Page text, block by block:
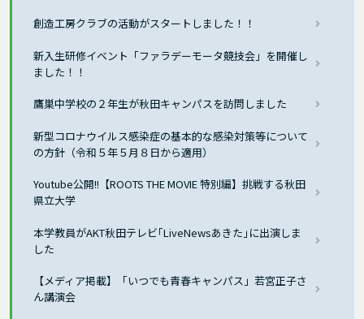
創造工房クラブの活動がスタートしました！！
新入生研修イベント「ファラデーモータ競技会」を開催し
ました！！
鷹巣中学校の２年生が秋田キャンパスを訪問しました
新型コロナウイルス感染症の基本的な感染対策等について
の方針（令和５年５月８日から適用）
Youtube公開!!【ROOTS THE MOVIE 特別編】挑戦する秋田
県立大学
本学教員がAKT秋田テレビ｢LiveNewsあきた｣に出演しま
した
【メディア掲載】「いつでも青春キャンパス」若宮正子さ
ん講演会